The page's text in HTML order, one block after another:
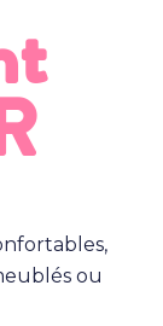
ou